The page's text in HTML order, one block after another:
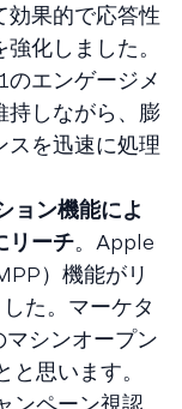
効果的で応答性
化しました。
のエンゲージメ
持しながら、膨
スを迅速に処理
ョン機能によ
リーチ。Apple
）機能がリ
た。マーケタ
シンオープン
思います。